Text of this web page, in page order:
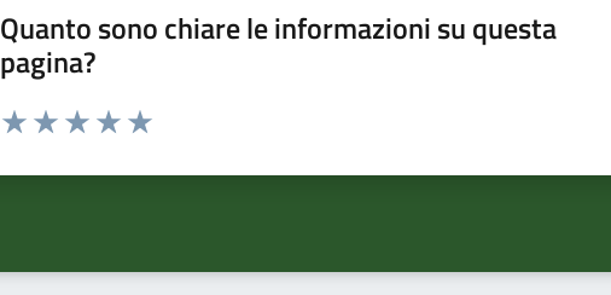
Quanto sono chiare le informazioni su questa
pagina?
Valuta da 1 a 5 stelle la pagina